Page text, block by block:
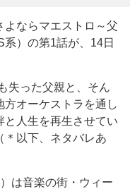
ならマエストロ～父
）の第1話が、14日
失った父親と、そん
オーケストラを通し
と人生を再生させてい
＊以下、ネタバレあ
は音楽の街・ウィー